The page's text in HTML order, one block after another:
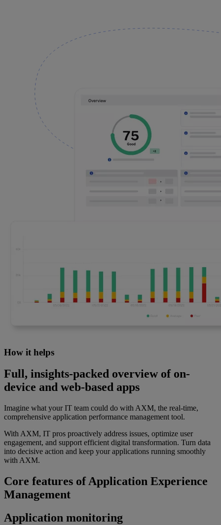
How it helps
Full, insights-packed overview of on-
device and web-based apps
Imagine what your IT team could do with AXM, the real-time,
comprehensive application performance management tool.
With AXM, IT pros proactively address issues, optimize user
engagement, and support efficient digital transformation. Turn data
into decisive action and keep your applications running smoothly
with AXM.
Core features of Application Experience
Management
Application monitoring